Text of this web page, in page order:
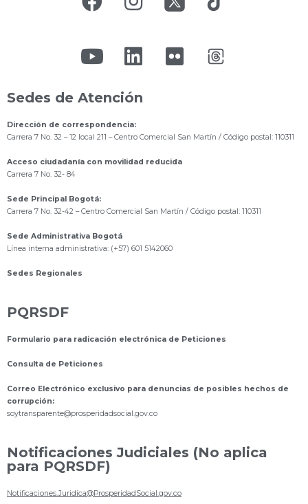
Sedes de Atención
Dirección de correspondencia:
Carrera 7 No. 32 – 12 local 211 – Centro Comercial San Martín / Código postal: 110311
Acceso ciudadanía con movilidad reducida
Carrera 7 No. 32- 84
Sede Principal Bogotá:
Carrera 7 No. 32-42 – Centro Comercial San Martín / Código postal: 110311
Sede Administrativa Bogotá
Línea interna administrativa: (+57) 601 5142060
Sedes Regionales
PQRSDF
Formulario para radicación electrónica de Peticiones
Consulta de Peticiones
Correo Electrónico exclusivo para denuncias de posibles hechos de
corrupción:
soytransparente@prosperidadsocial.gov.co
Notificaciones Judiciales (No aplica
para PQRSDF)
Notificaciones.Juridica@ProsperidadSocial.gov.co